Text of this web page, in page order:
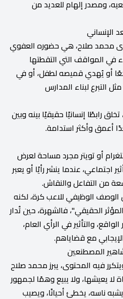
ومصدر إلهام للعديد من
الإنساني
محمد صلاح، هي حضوره العفوي
في المواقف التي التقطتها
أو يُهدي قميصه لطفل، أو في
التبرع لبناء المدارس
رابطًا إنسانيًا حقيقيًا بينه وبين
أعمق وأكثر استدامة.
أو تويتر مجرد مساحة لعرض
اجتماعي، عندما ينشر رأيًا أو يعبر
من التفاعل والنقاش.
الوظيفي للاعب كرة، لكنه
الحقيقي"، فالشهرة، حين تُدار
والتأثير في الرأي العام،
مع قضاياهم.
المصطنعين
فيه المحتوى، يبرز محمد صلاح
لا يعيشها، ولا يبيع وهمًا لجمهور
ناسه، يخطئ أحيانًا، ويصيب